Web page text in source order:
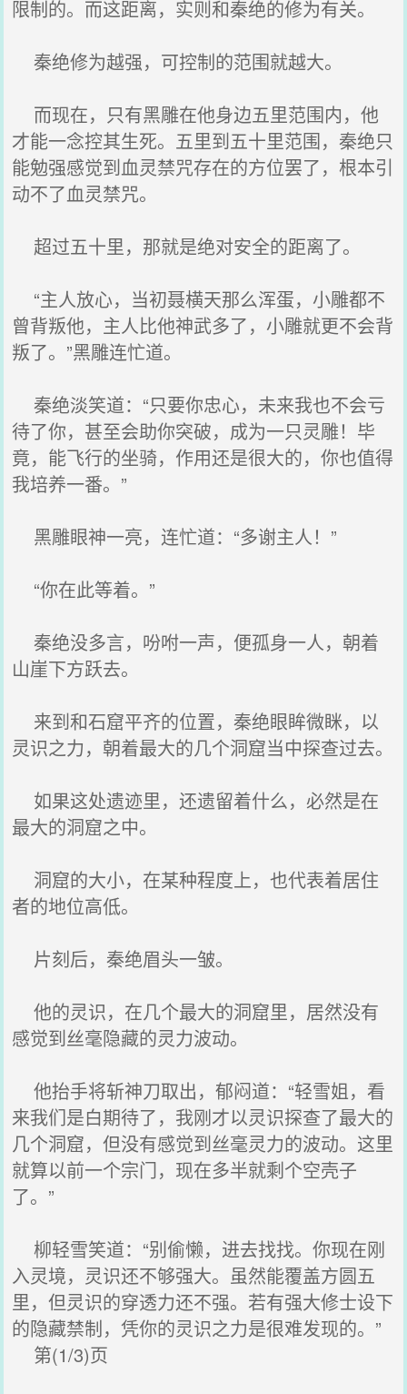
限制的。而这距离，实则和秦绝的修为有关。
秦绝修为越强，可控制的范围就越大。
而现在，只有黑雕在他身边五里范围内，他
才能一念控其生死。五里到五十里范围，秦绝只
能勉强感觉到血灵禁咒存在的方位罢了，根本引
动不了血灵禁咒。
超过五十里，那就是绝对安全的距离了。
“主人放心，当初聂横天那么浑蛋，小雕都不
曾背叛他，主人比他神武多了，小雕就更不会背
叛了。”黑雕连忙道。
秦绝淡笑道：“只要你忠心，未来我也不会亏
待了你，甚至会助你突破，成为一只灵雕！毕
竟，能飞行的坐骑，作用还是很大的，你也值得
我培养一番。”
黑雕眼神一亮，连忙道：“多谢主人！”
“你在此等着。”
秦绝没多言，吩咐一声，便孤身一人，朝着
山崖下方跃去。
来到和石窟平齐的位置，秦绝眼眸微眯，以
灵识之力，朝着最大的几个洞窟当中探查过去。
如果这处遗迹里，还遗留着什么，必然是在
最大的洞窟之中。
洞窟的大小，在某种程度上，也代表着居住
者的地位高低。
片刻后，秦绝眉头一皱。
他的灵识，在几个最大的洞窟里，居然没有
感觉到丝毫隐藏的灵力波动。
他抬手将斩神刀取出，郁闷道：“轻雪姐，看
来我们是白期待了，我刚才以灵识探查了最大的
几个洞窟，但没有感觉到丝毫灵力的波动。这里
就算以前一个宗门，现在多半就剩个空壳子
了。”
柳轻雪笑道：“别偷懒，进去找找。你现在刚
入灵境，灵识还不够强大。虽然能覆盖方圆五
里，但灵识的穿透力还不强。若有强大修士设下
的隐藏禁制，凭你的灵识之力是很难发现的。”
第(1/3)页